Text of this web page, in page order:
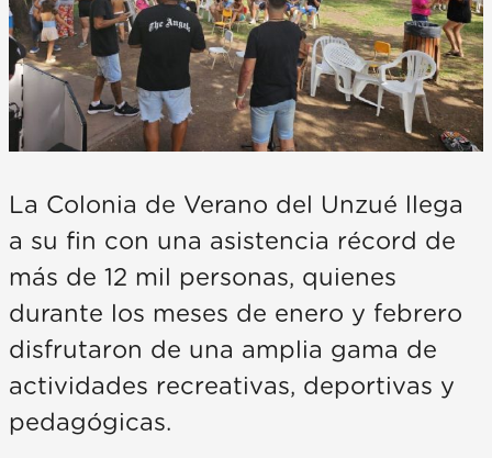
La Colonia de Verano del Unzué llega
a su fin con una asistencia récord de
más de 12 mil personas, quienes
durante los meses de enero y febrero
disfrutaron de una amplia gama de
actividades recreativas, deportivas y
pedagógicas.